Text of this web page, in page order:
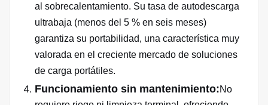
al sobrecalentamiento. Su tasa de autodescarga
ultrabaja (menos del 5 % en seis meses)
garantiza su portabilidad, una característica muy
valorada en el creciente mercado de soluciones
de carga portátiles.
Funcionamiento sin mantenimiento:No